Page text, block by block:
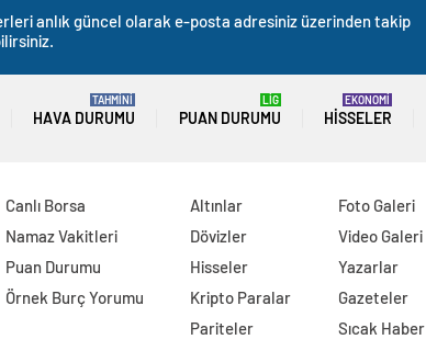
anlık güncel olarak e-posta adresiniz üzerinden takip
HAVA DURUMU
TAHMİNİ
PUAN DURUMU
LİG
HISSELER
EKONOMİ
Canlı Borsa
Namaz Vakitleri
Puan Durumu
Örnek Burç Yorumu
Altınlar
Dövizler
Hisseler
Kripto Paralar
Pariteler
Foto Galeri
Video Galeri
Yazarlar
Gazeteler
Sıcak Haber